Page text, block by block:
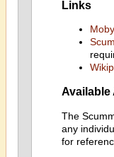
Links
Available
The
any
for